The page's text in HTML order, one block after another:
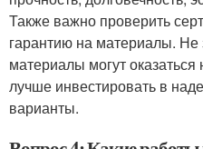
Также важно проверить
гарантию на материалы.
материалы могут
лучше инвестировать в
варианты.